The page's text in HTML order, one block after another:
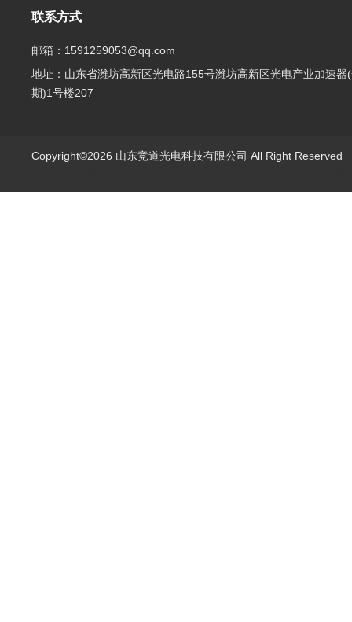
联系方式
邮箱：1591259053@qq.com
地址：山东省潍坊高新区光电路155号潍坊高新区光电产业加速器
期)1号楼207
Copyright©2026 山东竞道光电科技有限公司 All Right